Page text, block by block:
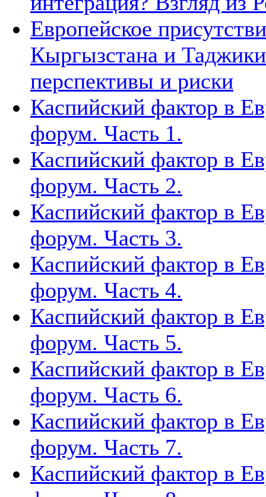
Европейское
Кыргызстана и
перспективы и риски
Каспийский фактор в
форум. Часть 1.
Каспийский фактор в
форум. Часть 2.
Каспийский фактор в
форум. Часть 3.
Каспийский фактор в
форум. Часть 4.
Каспийский фактор в
форум. Часть 5.
Каспийский фактор в
форум. Часть 6.
Каспийский фактор в
форум. Часть 7.
Каспийский фактор в